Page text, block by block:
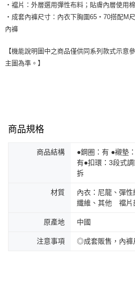
・襠片：外層選用彈性布料；貼膚內層使用
・成套內褲尺寸：內衣下胸圍65・70搭配M
內褲
【機能說明圖中之商品僅供同系列款式示意
主圖為準。】
商品規格
商品結構
●鋼圈：有 ●襯墊
有●扣環：3段式
拆
材質
內衣：尼龍、彈
纖維、其他 襠片
原產地 中國
注意事項 ◎成套販售，內褲